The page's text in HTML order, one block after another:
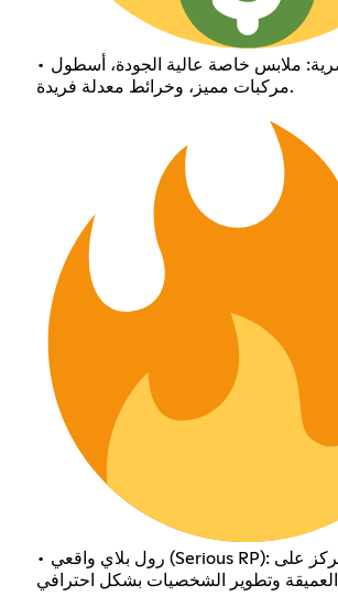
• إضافات حصرية: ملابس خاصة عالية الجودة، أسطول
مركبات مميز، وخرائط معدلة فريدة.
• رول بلاي واقعي (Serious RP): مجتمع مخصص يركز على